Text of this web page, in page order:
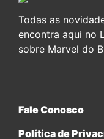
Todas as
encontra aqui no
sobre Marvel do
Fale Conosco
Política de